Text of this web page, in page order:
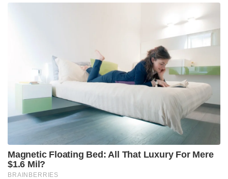
Magnetic Floating Bed: All That Luxury For Mere
$1.6 Mil?
BRAINBERRIES